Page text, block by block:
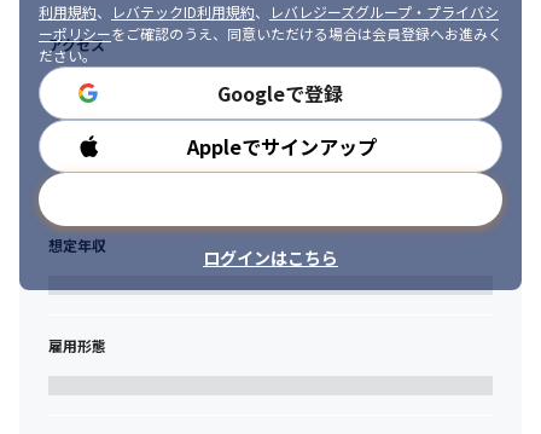
利用規約、 レバテックID利用規約、
レバレジーズグループ・プライバシ
ーポリシーをご確認のうえ、同意いただける場合は会員登録へお進みく
ださい。
Googleで登録
Appleでサインアップ
ログインはこちら
アクセス
勤務時間
想定年収
雇用形態